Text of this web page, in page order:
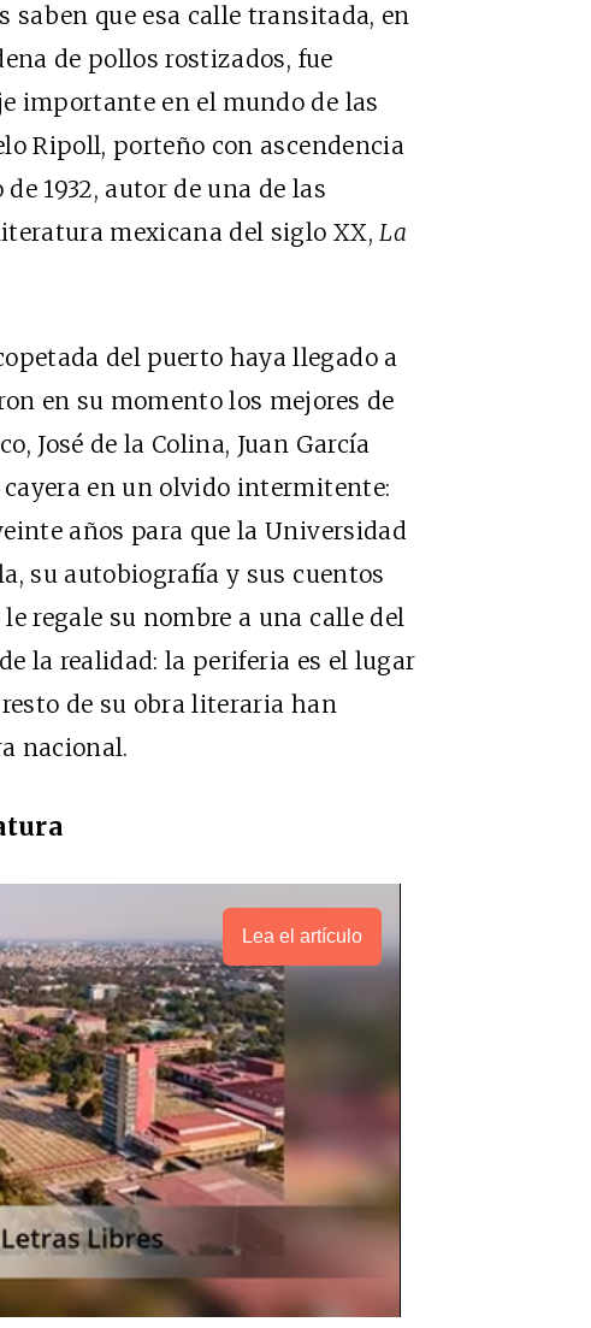
saben que esa calle transitada, en
de pollos rostizados, fue
importante en el mundo de las
Ripoll, porteño con ascendencia
1932, autor de una de las
mexicana del siglo XX,La
del puerto haya llegado a
en su momento los mejores de
José de la Colina, Juan García
en un olvido intermitente:
años para que la Universidad
su autobiografía y sus cuentos
regale su nombre a una calle del
la realidad: la periferia es el lugar
de su obra literaria han
nacional.
Lea el artículo